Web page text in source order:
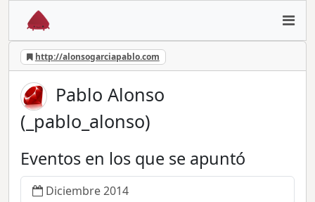
http://alonsogarciapablo.com
Pablo Alonso
(_pablo_alonso)
Eventos en los que se apuntó
Diciembre 2014